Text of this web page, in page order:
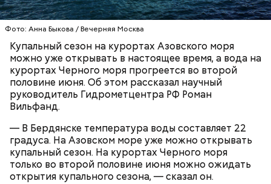
Фото: Анна Быкова / Вечерняя Москва
Купальный сезон на курортах Азовского моря
можно уже открывать в настоящее время, а вода на
курортах Черного моря прогреется во второй
половине июня. Об этом рассказал научный
руководитель Гидрометцентра РФ Роман
Вильфанд.
— В Бердянске температура воды составляет 22
градуса. На Азовском море уже можно открывать
купальный сезон. На курортах Черного моря
только во второй половине июня можно ожидать
открытия купального сезона, — сказал он.